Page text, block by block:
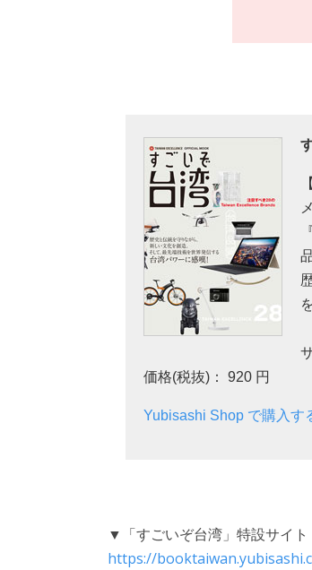
価格(税抜)： 920 円
Yubisashi Shop で購入す
▼「すごいぞ台湾」特設サイト
https://